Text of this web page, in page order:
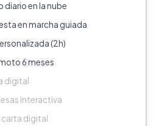
en la nube
en marcha guiada
(2h)
6 meses
digital
interactiva
carta digital